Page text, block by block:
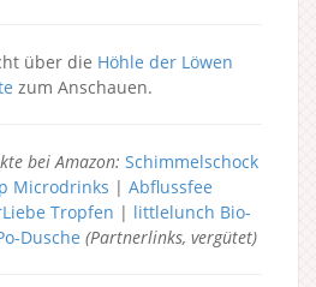
über die Höhle der Löwen
zum Anschauen.
bei Amazon: Schimmelschock
Microdrinks | Abflussfee
Tropfen | littlelunch Bio-
Dusche (Partnerlinks, vergütet)